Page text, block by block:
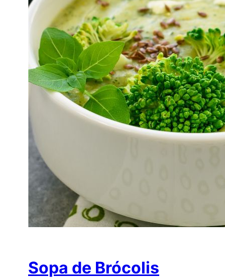
Sopa de Brócolis